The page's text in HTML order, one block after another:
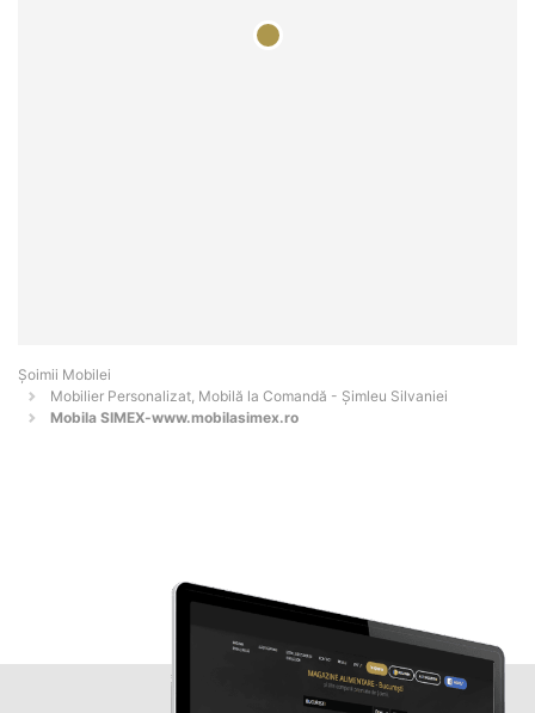
Șoimii Mobilei
Mobilier Personalizat, Mobilă la Comandă - Şimleu Silvaniei
Mobila SIMEX-www.mobilasimex.ro